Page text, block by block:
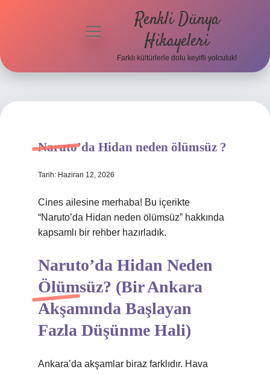
menüyü
Renkli Dünya
Hikayeleri
Farklı kültürlerle dolu keyifli yolculuk!
Naruto’da Hidan neden ölümsüz ?
Tarih: Haziran 12, 2026
Cines ailesine merhaba! Bu içerikte
“Naruto’da Hidan neden ölümsüz” hakkında
kapsamlı bir rehber hazırladık.
Naruto’da Hidan Neden
Ölümsüz? (Bir Ankara
Akşamında Başlayan
Fazla Düşünme Hali)
Ankara’da akşamlar biraz farklıdır. Hava